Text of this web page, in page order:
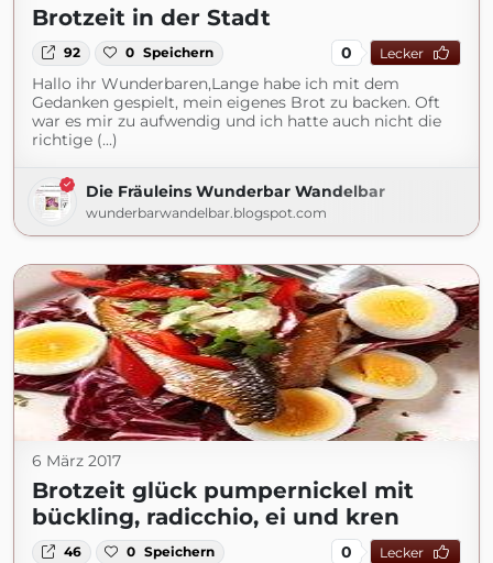
Brotzeit in der Stadt
92 0 Speichern 0 Lecker
Hallo ihr Wunderbaren,Lange habe ich mit dem
Gedanken gespielt, mein eigenes Brot zu backen. Oft
war es mir zu aufwendig und ich hatte auch nicht die
richtige (...)
Die Fräuleins Wunderbar Wandelbar
wunderbarwandelbar.blogspot.com
6 März 2017
Brotzeit glück pumpernickel mit
bückling, radicchio, ei und kren
46 0 Speichern 0 Lecker